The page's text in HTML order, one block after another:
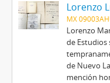
Lorenzo
MX
Lorenzo
de Estudios
de Nuevo
mención